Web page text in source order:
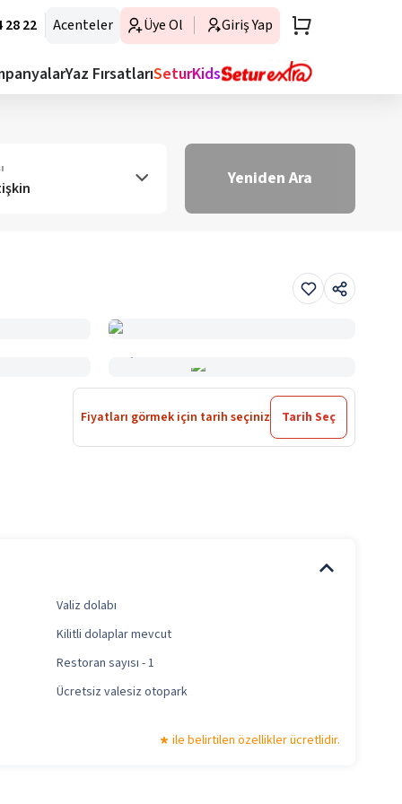
28 22 Acenteler Üye Ol Giriş Yap
Yaz FırsatlarıSeturKids
Yeniden Ara
Fiyatları görmek için tarih seçiniz Tarih Seç
Valiz dolabı
Kilitli dolaplar mevcut
Restoran sayısı - 1
Ücretsiz valesiz otopark
ile belirtilen özellikler ücretlidir.